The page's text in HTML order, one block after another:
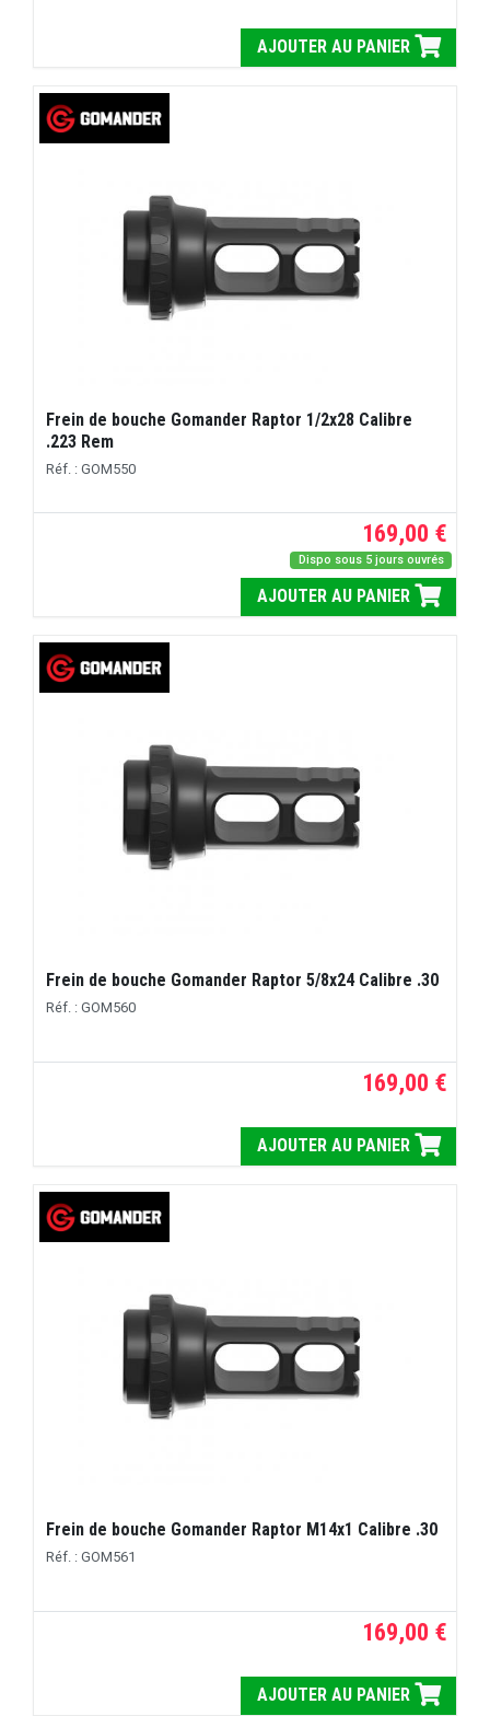
AJOUTER AU PANIER
Frein de bouche Gomander Raptor 1/2x28 Calibre
.223 Rem
Réf. : GOM550
169,00 €
Dispo sous 5 jours ouvrés
AJOUTER AU PANIER
Frein de bouche Gomander Raptor 5/8x24 Calibre .30
Réf. : GOM560
169,00 €
AJOUTER AU PANIER
Frein de bouche Gomander Raptor M14x1 Calibre .30
Réf. : GOM561
169,00 €
AJOUTER AU PANIER